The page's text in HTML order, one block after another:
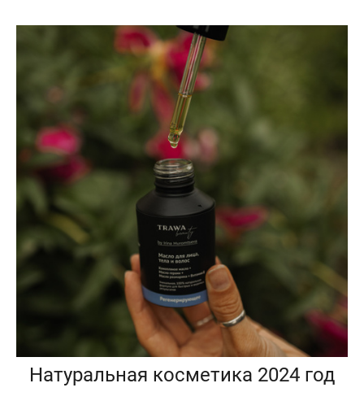
Натуральная косметика 2024 год